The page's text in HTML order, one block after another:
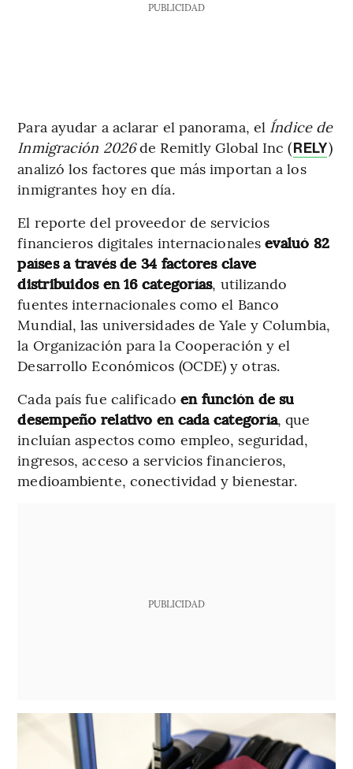
PUBLICIDAD
Para ayudar a aclarar el panorama, el Índice de
Inmigración 2026de Remitly Global Inc (RELY)
analizó los factores que más importan a los
inmigrantes hoy en día.
El reporte del proveedor de servicios
financieros digitales internacionalesevaluó 82
países a través de 34 factores clave
distribuidos en 16 categorías, utilizando
fuentes internacionales como el Banco
Mundial, las universidades de Yale y Columbia,
la Organización para la Cooperación y el
Desarrollo Económicos (OCDE) y otras.
Cada país fue calificado en función de su
desempeño relativo en cada categoría, que
incluían aspectos como empleo, seguridad,
ingresos, acceso a servicios financieros,
medioambiente, conectividad y bienestar.
PUBLICIDAD